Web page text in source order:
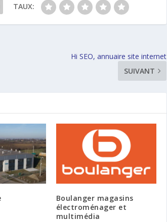
TAUX:
Hi SEO, annuaire site internet
SUIVANT
Boulanger magasins
électroménager et
multimédia